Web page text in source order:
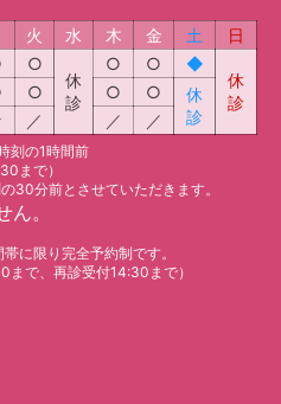
火 水 木 金 土
日
○
休
診
○ ○
◆
休
診
○ ○ ○
休
診
／ ／ ／
刻の1時間前
まで）
30分前とさせていただきます。
。
に限り完全予約制です。
で、再診受付14:30まで）